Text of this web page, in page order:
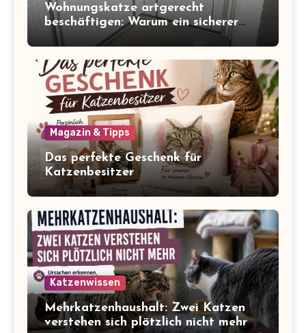
Wohnungskatze artgerecht
beschäftigen: Warum ein sicherer
Balkon zum Freigang dazugehört
Magazin & Tipps
Das perfekte Geschenk für
Katzenbesitzer
Katzenwissen
Mehrkatzenhaushalt: Zwei Katzen
verstehen sich plötzlich nicht mehr